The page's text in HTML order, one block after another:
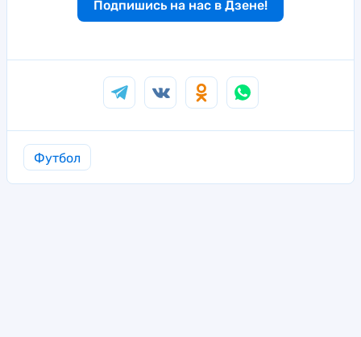
Подпишись на нас в Дзене!
Футбол